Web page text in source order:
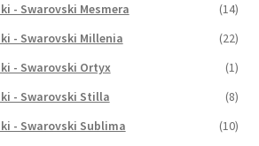
- Swarovski Mesmera
(14)
- Swarovski Millenia
(22)
- Swarovski Ortyx
(1)
- Swarovski Stilla
(8)
- Swarovski Sublima
(10)